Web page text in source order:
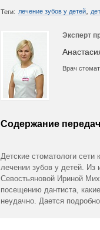
Теги: лечение зубов у детей,
Эксперт
Врач
Содержание
Детские стоматологи
лечении зубов у детей. Из
Севостьяновой Ириной
посещению дантиста,
неудачно. Дается